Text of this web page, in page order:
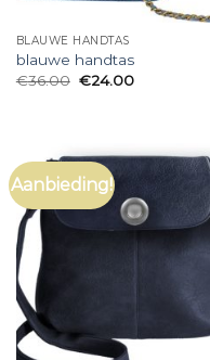
BLAUWE HANDTAS
blauwe handtas
€36.00 €24.00
Aanbieding!